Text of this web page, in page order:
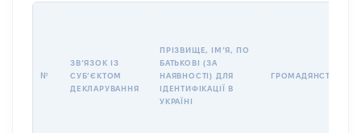
№
ЗВʼЯЗОК ІЗ
СУБʼЄКТОМ
ДЕКЛАРУВАННЯ
ПРІЗВИЩЕ, ІМʼЯ, ПО
БАТЬКОВІ (ЗА
НАЯВНОСТІ) ДЛЯ
ІДЕНТИФІКАЦІЇ В
УКРАЇНІ
ГРОМАДЯНСТВО